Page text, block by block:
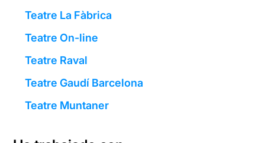
Teatre La Fàbrica
Teatre On-line
Teatre Raval
Teatre Gaudí Barcelona
Teatre Muntaner